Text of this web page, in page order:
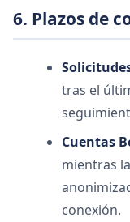
6. Plazos de
tras el
Cuentas
mientras
conexión.